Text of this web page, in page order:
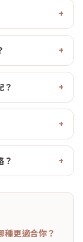
？
？
種更適合你？